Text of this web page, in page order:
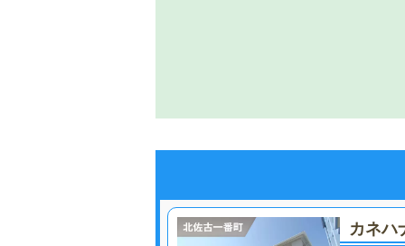
カネハ